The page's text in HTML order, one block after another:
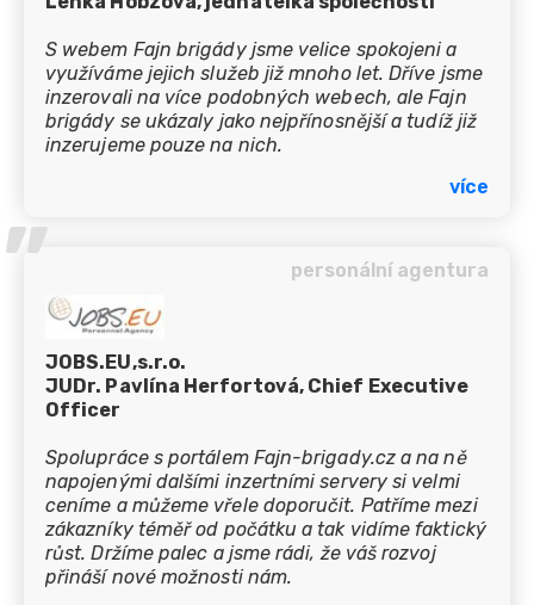
S webem Fajn brigády jsme velice spokojeni a
využíváme jejich služeb již mnoho let. Dříve jsme
inzerovali na více podobných webech, ale Fajn
brigády se ukázaly jako nejpřínosnější a tudíž již
inzerujeme pouze na nich.
více
’’ personální agentura
JOBS.EU,s.r.o.
JUDr. Pavlína Herfortová, Chief Executive
Officer
Spolupráce s portálem Fajn-brigady.cz a na ně
napojenými dalšími inzertními servery si velmi
ceníme a můžeme vřele doporučit. Patříme mezi
zákazníky téměř od počátku a tak vidíme faktický
růst. Držíme palec a jsme rádi, že váš rozvoj
přináší nové možnosti nám.